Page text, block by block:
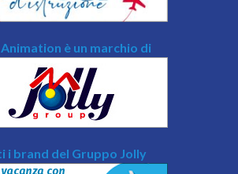
è un marchio di
i brand del Gruppo Jolly